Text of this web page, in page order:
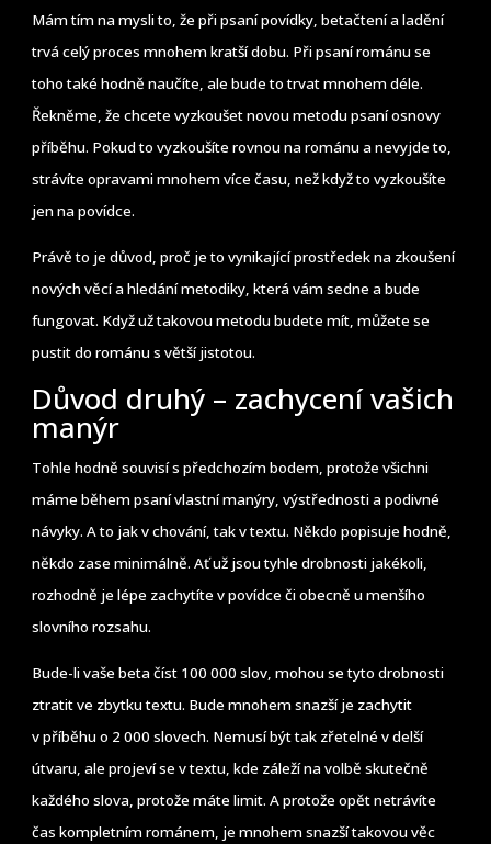
Mám tím na mysli to, že při psaní povídky, betačtení a ladění
trvá celý proces mnohem kratší dobu. Při psaní románu se
toho také hodně naučíte, ale bude to trvat mnohem déle.
Řekněme, že chcete vyzkoušet novou metodu psaní osnovy
příběhu. Pokud to vyzkoušíte rovnou na románu a nevyjde to,
strávíte opravami mnohem více času, než když to vyzkoušíte
jen na povídce.
Právě to je důvod, proč je to vynikající prostředek na zkoušení
nových věcí a hledání metodiky, která vám sedne a bude
fungovat. Když už takovou metodu budete mít, můžete se
pustit do románu s větší jistotou.
Důvod druhý – zachycení vašich
manýr
Tohle hodně souvisí s předchozím bodem, protože všichni
máme během psaní vlastní manýry, výstřednosti a podivné
návyky. A to jak v chování, tak v textu. Někdo popisuje hodně,
někdo zase minimálně. Ať už jsou tyhle drobnosti jakékoli,
rozhodně je lépe zachytíte v povídce či obecně u menšího
slovního rozsahu.
Bude-li vaše beta číst 100 000 slov, mohou se tyto drobnosti
ztratit ve zbytku textu. Bude mnohem snazší je zachytit
v příběhu o 2 000 slovech. Nemusí být tak zřetelné v delší
útvaru, ale projeví se v textu, kde záleží na volbě skutečně
každého slova, protože máte limit. A protože opět netrávíte
čas kompletním románem, je mnohem snazší takovou věc